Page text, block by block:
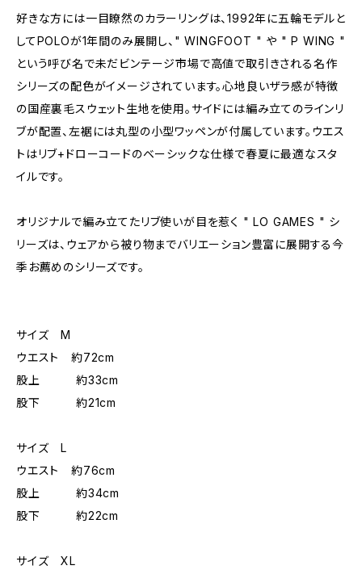
好きな方には一目瞭然のカラーリングは、1992年に五輪モデルと
してPOLOが1年間のみ展開し、" WINGFOOT " や " P WING "
という呼び名で未だビンテージ市場で高値で取引きされる名作
シリーズの配色がイメージされています。心地良いザラ感が特徴
の国産裏毛スウェット生地を使用。サイドには編み立てのラインリ
ブが配置、左裾には丸型の小型ワッペンが付属しています。ウエス
トはリブ+ドローコードのベーシックな仕様で春夏に最適なスタ
イルです。
オリジナルで編み立てたリブ使いが目を惹く " LO GAMES " シ
リーズは、ウェアから被り物までバリエーション豊富に展開する今
季お薦めのシリーズです。
サイズ M
ウエスト 約72cm
股上 約33cm
股下 約21cm
サイズ L
ウエスト 約76cm
股上 約34cm
股下 約22cm
サイズ XL